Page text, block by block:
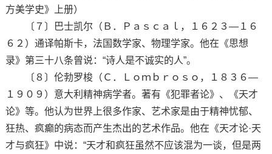
方美学史》上册）
〔７〕巴士凯尔（Ｂ．Ｐａｓｃａｌ，１６２３—１６
６２）通译帕斯卡，法国数学家、物理学家。他在《思想
录》第三十八条曾说：“诗人是不诚实的人”。
〔８〕伦勃罗梭（Ｃ．Ｌｏｍｂｒｏｓｏ，１８３６—
１９０９）意大利精神病学者。著有《犯罪者论》、《天才
论》等。他认为世界上很多作家、艺术家是由于精神忧郁、
狂热、疯癫的病态而产生杰出的艺术作品。他在《天才论·天
才与疯狂》中说：“天才和疯狂虽然不应该混为一谈，但是两